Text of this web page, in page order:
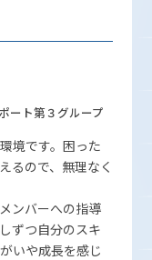
ート第３グループ
境です。困った
るので、無理なく
ンバーへの指導
ずつ自分のスキ
いや成長を感じ